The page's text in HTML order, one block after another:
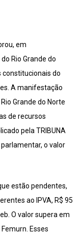
em
Rio Grande do
constitucionais do
A manifestação
Grande do Norte
de recursos
pela TRIBUNA
parlamentar, o valor
estão pendentes,
ao IPVA, R$ 95
O valor supera em
Esses